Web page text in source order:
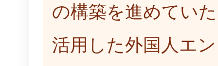
の構築を進めてい
活用した外国人エ